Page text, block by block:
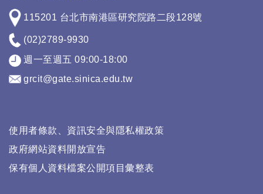
115201 台北市南港區研究院路二段128號
(02)2789-9930
週一至週五 09:00-18:00
grcit@gate.sinica.edu.tw
使用者條款、資訊安全與隱私權政策
政府網站資料開放宣告
保有個人資料檔案公開項目彙整表